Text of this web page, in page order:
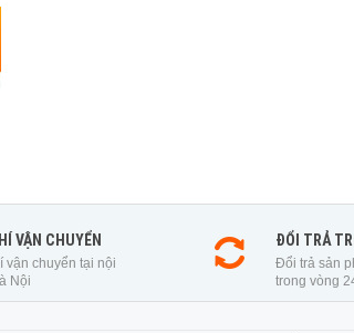
VẬN CHUYỂN
vận chuyển tại nội
Nội
ĐỔI TRẢ
Đổi trả sản
trong vòng